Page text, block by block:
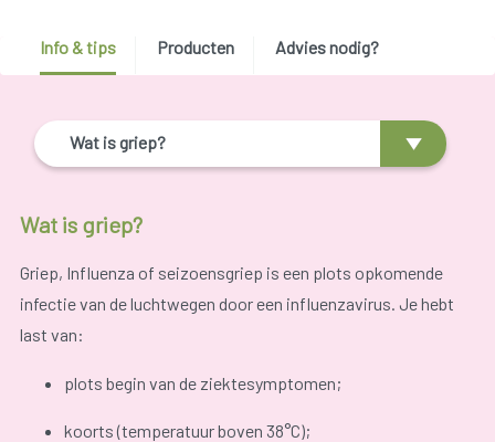
Info & tips Producten Advies nodig?
Wat is griep?
Wat is griep?
Griep, Influenza of seizoensgriep is een plots opkomende
infectie van de luchtwegen door een influenzavirus. Je hebt
last van:
plots begin van de ziektesymptomen;
koorts (temperatuur boven 38°C);